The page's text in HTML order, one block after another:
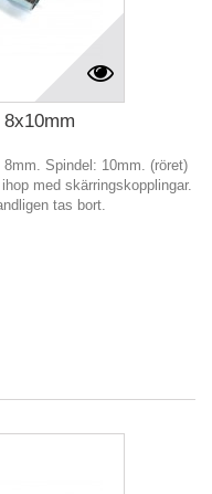
Spindel: 10mm. (röret)
med skärringskopplingar.
tas bort.